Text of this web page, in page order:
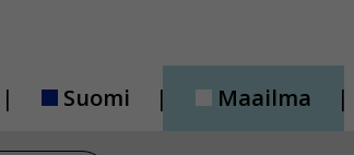
Suomi Maailma